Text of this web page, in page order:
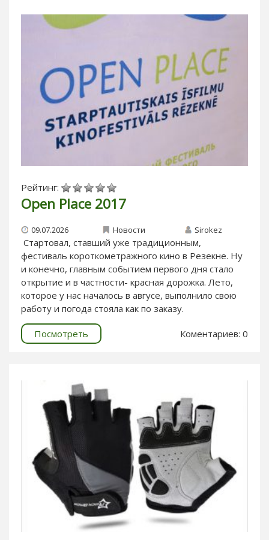
Рейтинг:
Open Place 2017
09.07.2026 Новости Sirokez
Стартовал, ставший уже традиционным,
фестиваль короткометражного кино в Резекне. Ну
и конечно, главным событием первого дня стало
открытие и в частности- красная дорожка. Лето,
которое у нас началось в авгусе, выполнило свою
работу и погода стояла как по заказу.
Посмотреть Коментариев: 0